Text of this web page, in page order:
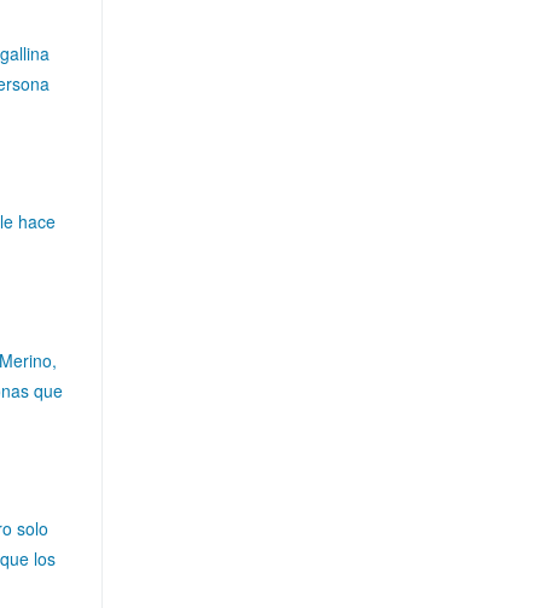
hace
que
solo
los